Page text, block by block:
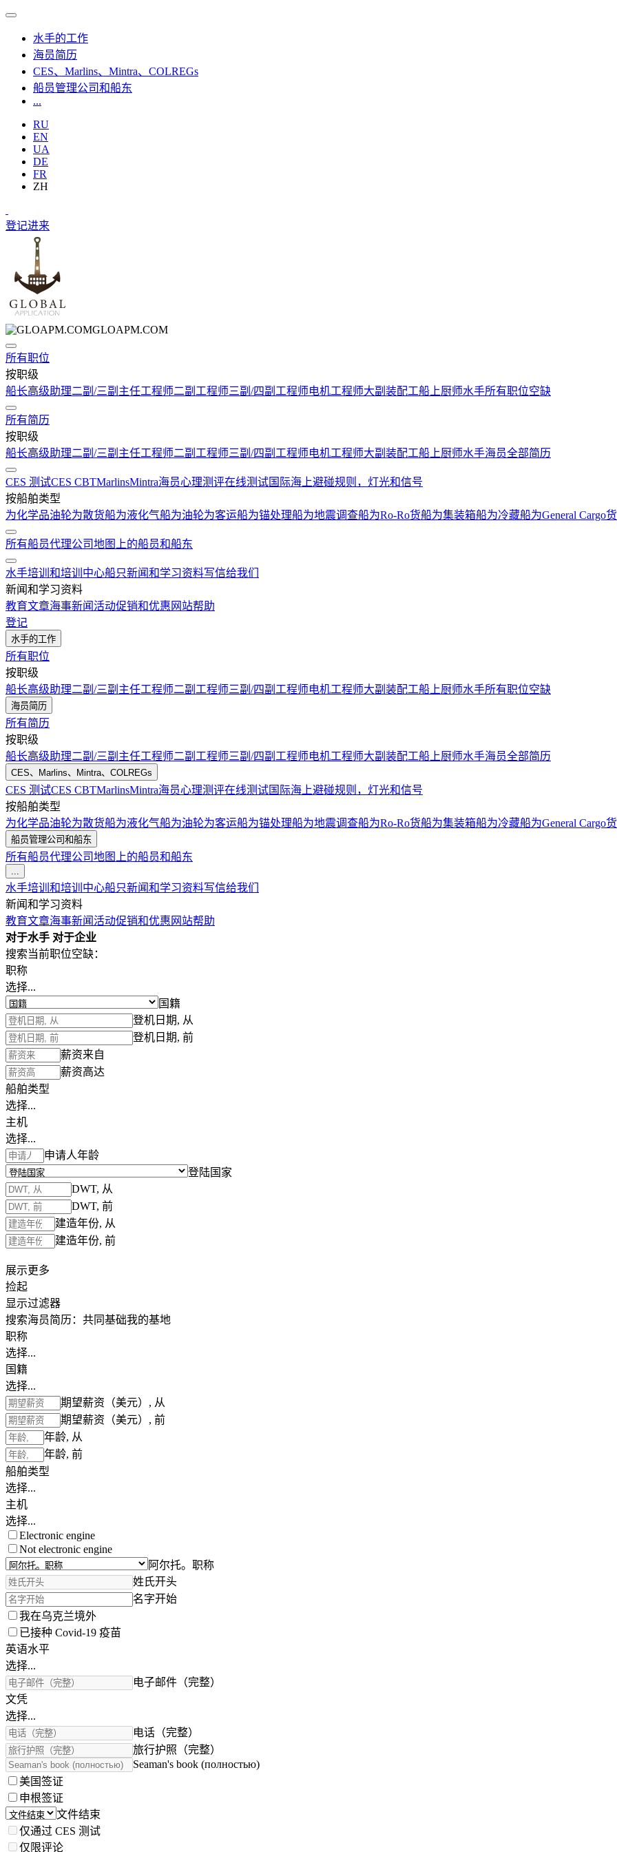
水手的工作
海员简历
CES、Marlins、Mintra、COLREGs
船员管理公司和船东
...
RU
EN
UA
DE
FR
ZH
登记进来
GLOAPM.COM
所有职位
按职级
船长高级助理二副/三副 主任工程师二副工程师三副/四副工程师电机工程师大副 装配工船上厨师水手所有职位空缺
所有简历
按职级
船长高级助理二副/三副 主任工程师二副工程师三副/四副工程师电机工程师大副 装配工船上厨师水手海员全部简历
CES 测试CES CBTMarlinsMintra海员心理测评在线测试国际海上避碰规则，灯光和信号
按船舶类型
为化学品油轮为散货船为液化气船为油轮为客运船为锚处理船为地震调查船为Ro-Ro货船为集装箱船为冷藏船为General Cargo
所有船员代理公司地图上的船员和船东
水手培训和培训中心船只新闻和学习资料写信给我们
新闻和学习资料
教育文章海事新闻活动促销和优惠 网站帮助
登记
水手的工作
所有职位
按职级
船长高级助理二副/三副 主任工程师二副工程师三副/四副工程师电机工程师大副 装配工船上厨师水手所有职位空缺
海员简历
所有简历
按职级
船长高级助理二副/三副 主任工程师二副工程师三副/四副工程师电机工程师大副 装配工船上厨师水手海员全部简历
CES、Marlins、Mintra、COLREGs
CES 测试CES CBTMarlinsMintra海员心理测评在线测试国际海上避碰规则，灯光和信号
按船舶类型
为化学品油轮为散货船为液化气船为油轮为客运船为锚处理船为地震调查船为Ro-Ro货船为集装箱船为冷藏船为General Cargo
船员管理公司和船东
所有船员代理公司地图上的船员和船东
...
水手培训和培训中心船只新闻和学习资料写信给我们
新闻和学习资料
教育文章海事新闻活动促销和优惠 网站帮助
对于水手 对于企业
搜索当前职位空缺：
职称
选择...
国籍
登机日期, 从
登机日期, 前
薪资来自
薪资高达
船舶类型
选择...
主机
选择...
申请人年龄
登陆国家
DWT, 从
DWT, 前
建造年份, 从
建造年份, 前
展示更多
捡起
显示过滤器
搜索海员简历： 共同基础我的基地
职称
选择...
国籍
选择...
期望薪资（美元）, 从
期望薪资（美元）, 前
年龄, 从
年龄, 前
船舶类型
选择...
主机
选择...
Electronic engine
Not electronic engine
阿尔托。职称
姓氏开头
名字开始
我在乌克兰境外
已接种 Covid-19 疫苗
英语水平
选择...
电子邮件（完整）
文凭
选择...
电话（完整）
旅行护照（完整）
Seaman's book (полностью)
美国签证
申根签证
文件结束
仅通过 CES 测试
仅限评论